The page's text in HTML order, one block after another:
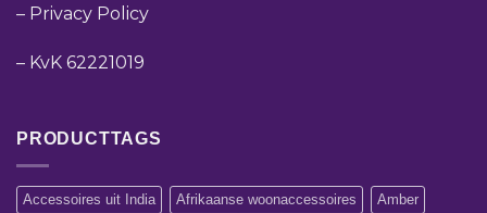
– Privacy Policy
– KvK 62221019
PRODUCTTAGS
Accessoires uit India Afrikaanse woonaccessoires Amber